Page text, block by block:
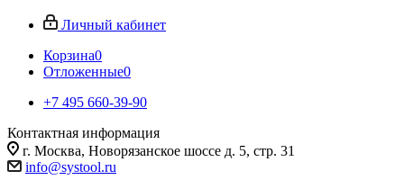
Личный кабинет
Корзина0
Отложенные0
+7 495 660-39-90
Контактная информация
г. Москва, Новорязанское шоссе д. 5, стр. 31
info@systool.ru